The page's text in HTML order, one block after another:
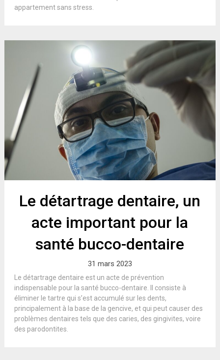
appartement sans stress.
Le détartrage dentaire, un
acte important pour la
santé bucco-dentaire
31 mars 2023
Le détartrage dentaire est un acte de prévention
indispensable pour la santé bucco-dentaire. Il consiste à
éliminer le tartre qui s’est accumulé sur les dents,
principalement à la base de la gencive, et qui peut causer des
problèmes dentaires tels que des caries, des gingivites, voire
des parodontites.